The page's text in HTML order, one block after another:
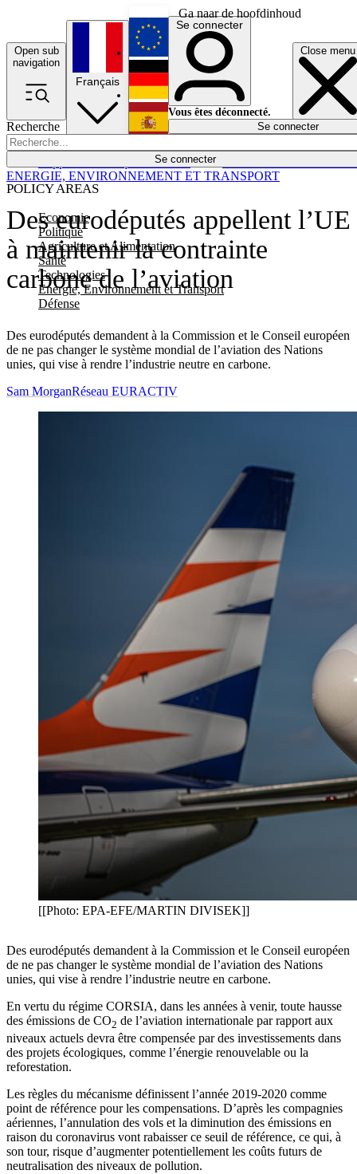
Ga naar de hoofdinhoud
Open sub
navigation
Close menu
Recherche
Se connecter
POLICY AREAS
Economie
Politique
Agriculture et Alimentation
Santé
Technologies
Energie, Environnement et Transport
Défense
Économie
Français
English
Deutsch
Español
Se connecter
Vous êtes déconnecté.
Se connecter
Des eurodéputés appellent l’UE
à maintenir la contrainte
carbone de l’aviation
Des eurodéputés demandent à la Commission et le Conseil européen
de ne pas changer le système mondial de l’aviation des Nations
unies, qui vise à rendre l’industrie neutre en carbone.
ENERGIE, ENVIRONNEMENT ET TRANSPORT
Sam MorganRéseau EURACTIV
[[Photo: EPA-EFE/MARTIN DIVISEK]]
Des eurodéputés demandent à la Commission et le Conseil européen
de ne pas changer le système mondial de l’aviation des Nations
unies, qui vise à rendre l’industrie neutre en carbone.
En vertu du régime CORSIA, dans les années à venir, toute hausse
des émissions de CO2 de l’aviation internationale par rapport aux
niveaux actuels devra être compensée par des investissements dans
des projets écologiques, comme l’énergie renouvelable ou la
reforestation.
Les règles du mécanisme définissent l’année 2019-2020 comme
point de référence pour les compensations. D’après les compagnies
aériennes, l’annulation des vols et la diminution des émissions en
raison du coronavirus vont rabaisser ce seuil de référence, ce qui, à
son tour, risque d’augmenter potentiellement les coûts futurs de
neutralisation des niveaux de pollution.